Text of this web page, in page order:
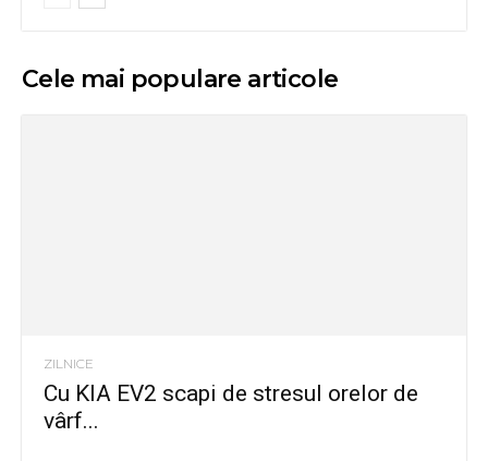
Cele mai populare articole
ZILNICE
Cu KIA EV2 scapi de stresul orelor de
vârf...